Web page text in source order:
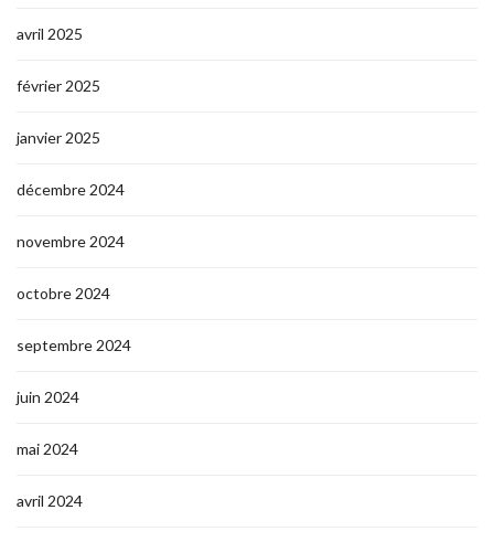
avril 2025
février 2025
janvier 2025
décembre 2024
novembre 2024
octobre 2024
septembre 2024
juin 2024
mai 2024
avril 2024